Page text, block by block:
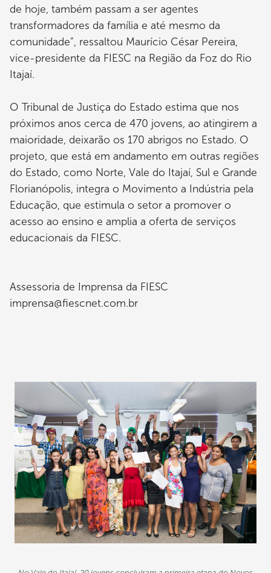
de hoje, também passam a ser agentes
transformadores da família e até mesmo da
comunidade”, ressaltou Maurício César Pereira,
vice-presidente da FIESC na Região da Foz do Rio
Itajaí.
O Tribunal de Justiça do Estado estima que nos
próximos anos cerca de 470 jovens, ao atingirem a
maioridade, deixarão os 170 abrigos no Estado. O
projeto, que está em andamento em outras regiões
do Estado, como Norte, Vale do Itajaí, Sul e Grande
Florianópolis, integra o Movimento a Indústria pela
Educação, que estimula o setor a promover o
acesso ao ensino e amplia a oferta de serviços
educacionais da FIESC.
Assessoria de Imprensa da FIESC
imprensa@fiescnet.com.br